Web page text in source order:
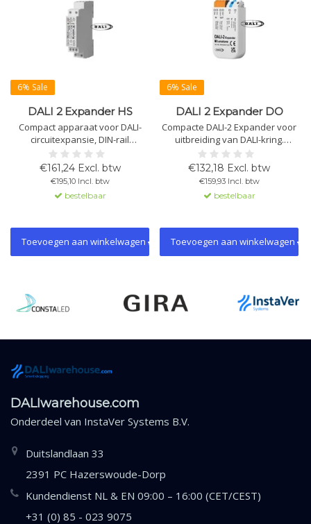
6% Sale
DALI 2 Expander HS
Compact apparaat voor DALI-
circuitexpansie, DIN-rail
montage. Biedt geïntegreerde
DALI-voeding van 25mA of
200mA. Verhoogt kabellengte
met 300m. Ondersteunt
Switch&Dim.
€161,24 Excl. btw
€195,10 Incl. btw
bestelbaar
Toevoegen aan winkelwagen
6% Sale
DALI 2 Expander DO
Compacte DALI-2 Expander voor
uitbreiding van DALI-kring.
Aangesloten op DALI IN
terminals. Verhoogt aantal
apparaten en kabellengte.
Ingebouwde DALI-busvoeding.
€132,18 Excl. btw
€159,93 Incl. btw
bestelbaar
Toevoegen aan winkelwagen
DALIwarehouse.com
Onderdeel van InstaVer Systems B.V.
Duitslandlaan 33
2391 PC Hazerswoude-Dorp
Kundendienst NL & EN 09:00 – 16:00 (CET/CEST)
+31 (0) 85 - 023 9075